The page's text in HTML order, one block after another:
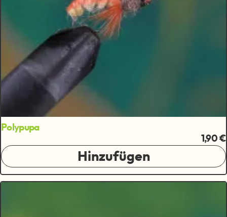
Polypupa
1,90 €
Hinzufügen